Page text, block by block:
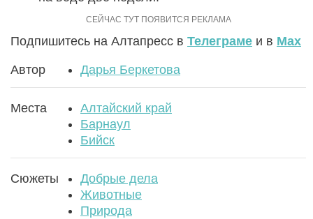
Подпишитесь на Алтапресс в Телеграме и в Max
Автор Дарья Беркетова
Места
Алтайский край
Барнаул
Бийск
Сюжеты
Добрые дела
Животные
Природа